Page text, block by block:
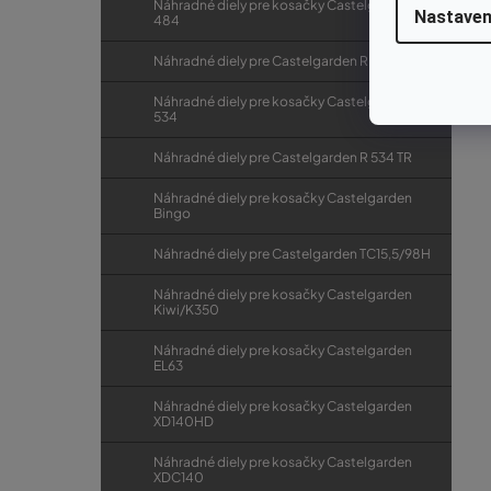
Náhradné diely pre kosačky Castelgarden R
484
Náhradné diely pre Castelgarden R 484 TR
Náhradné diely pre kosačky Castelgarden R
534
Náhradné diely pre Castelgarden R 534 TR
Náhradné diely pre kosačky Castelgarden
Bingo
Náhradné diely pre Castelgarden TC15,5/98H
Náhradné diely pre kosačky Castelgarden
Kiwi/K350
Náhradné diely pre kosačky Castelgarden
EL63
Náhradné diely pre kosačky Castelgarden
XD140HD
Náhradné diely pre kosačky Castelgarden
XDC140